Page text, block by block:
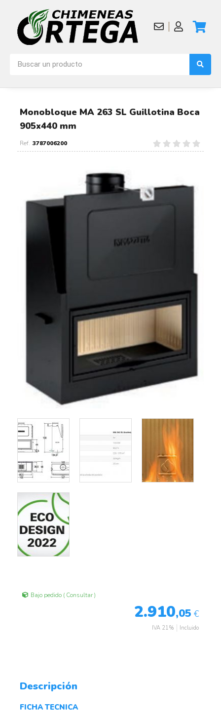
Monobloque MA 263 SL Guillotina Boca
905x440 mm
3787006200
Bajo pedido ( Consultar )
2.910,05 €
IVA 21% Incluido
Descripción
FICHA TECNICA